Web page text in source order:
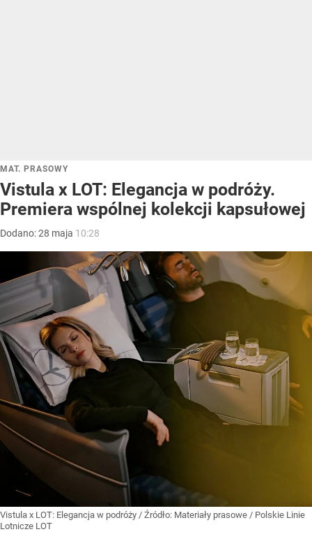
MAT. PRASOWY
Vistula x LOT: Elegancja w podróży.
Premiera wspólnej kolekcji kapsułowej
Dodano:28 maja 10:28
Vistula x LOT: Elegancja w podróży / Źródło: Materiały prasowe / Polskie Linie
Lotnicze LOT